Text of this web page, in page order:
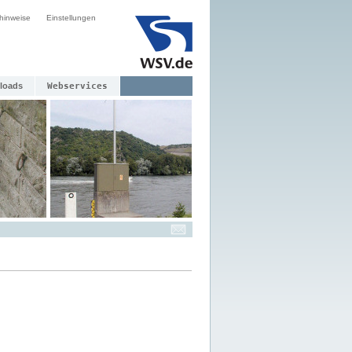
Einstellungen
Webservices